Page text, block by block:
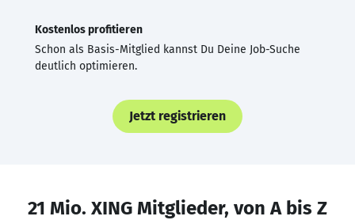
Kostenlos profitieren
Schon als Basis-Mitglied kannst Du Deine Job-Suche
deutlich optimieren.
Jetzt registrieren
21 Mio. XING Mitglieder, von A bis Z